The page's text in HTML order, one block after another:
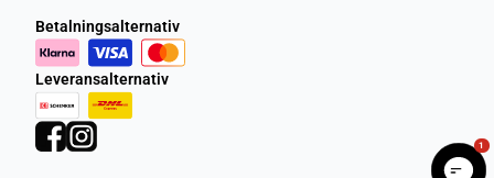
Betalningsalternativ
Leveransalternativ
1